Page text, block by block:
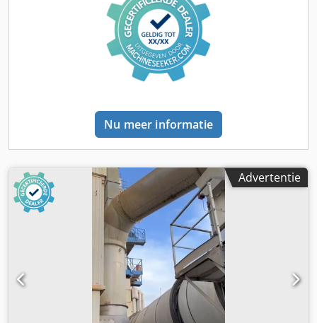
Nu meer informatie
Advertentie